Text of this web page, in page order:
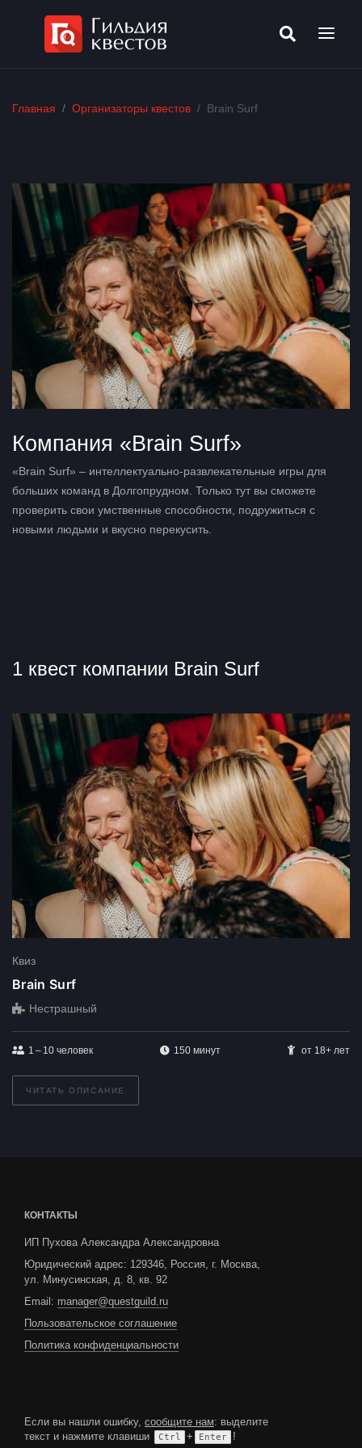
Главная Организаторы квестов Brain Surf
Компания «Brain Surf»
«Brain Surf» – интеллектуально-развлекательные игры для
больших команд в Долгопрудном. Только тут вы сможете
проверить свои умственные способности, подружиться с
новыми людьми и вкусно перекусить.
1 квест компании Brain Surf
Квиз
Brain Surf
Нестрашный
1 – 10 человек 150 минут от 18+ лет
ЧИТАТЬ ОПИСАНИЕ
КОНТАКТЫ
ИП Пухова Александра Александровна
Юридический адрес: 129346, Россия, г. Москва,
ул. Минусинская, д. 8, кв. 92
Email: manager@questguild.ru
Пользовательское соглашение
Политика конфиденциальности
Если вы нашли ошибку, сообщите нам: выделите
текст и нажмите клавиши
Ctrl + Enter !